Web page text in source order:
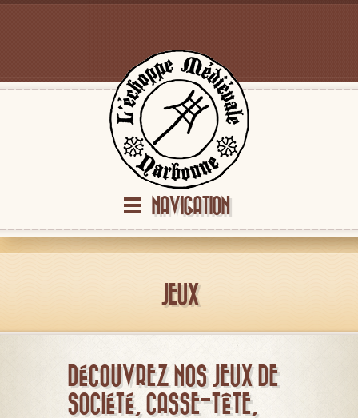
NAVIGATION
JEUX
DÉCOUVREZ NOS JEUX DE
SOCIÉTÉ, CASSE-TÊTE,